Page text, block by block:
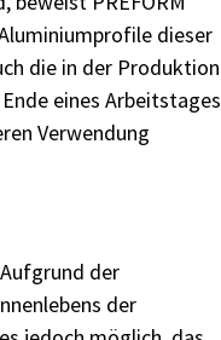
dieser
die in der Produktion
eines Arbeitstages
Verwendung
der
der